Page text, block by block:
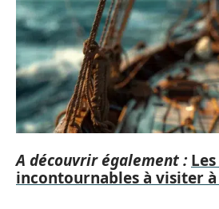
A découvrir également :
incontournables à visiter